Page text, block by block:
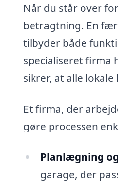
Når du står over
betragtning. En
tilbyder både
specialiseret firma
sikrer, at alle
Et firma, der
gøre processen
Planlægning
garage, der